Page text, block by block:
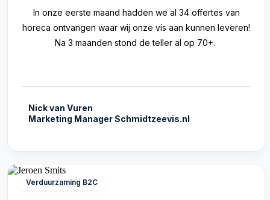
In onze eerste maand hadden we al 34 offertes van
horeca ontvangen waar wij onze vis aan kunnen leveren!
Na 3 maanden stond de teller al op 70+.
Nick van Vuren
Marketing Manager Schmidtzeevis.nl
Verduurzaming B2C